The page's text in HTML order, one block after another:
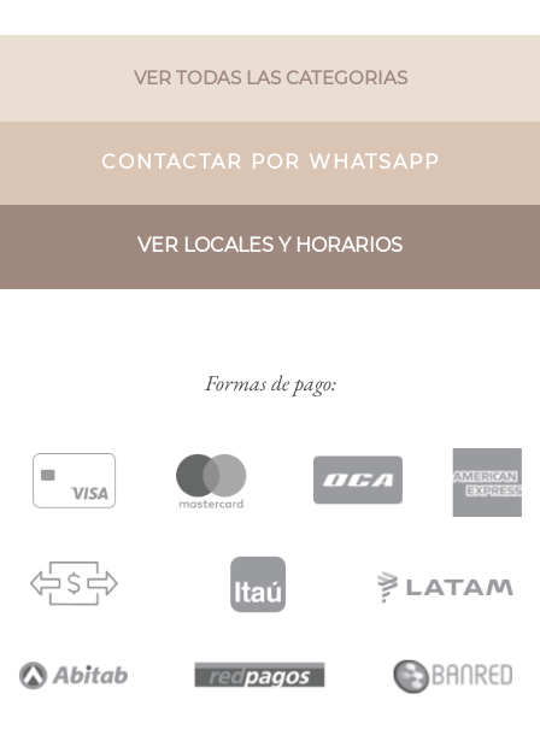
VER TODAS LAS CATEGORIAS
CONTACTAR POR WHATSAPP
VER LOCALES Y HORARIOS
Formas de pago: